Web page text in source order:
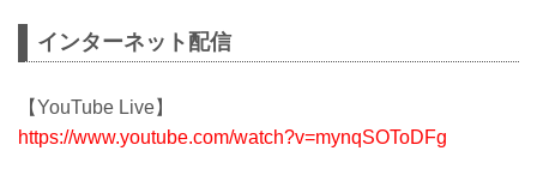
インターネット配信
【YouTube Live】
https://www.youtube.com/watch?v=mynqSOToDFg